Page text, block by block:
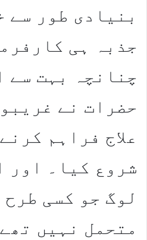
بنیادی طور سے
جذبہ ہی
چنانچہ بہت سے
حضرات نے
علاج فراہم
شروع کیا۔ اور
لوگ جو کسی طرح
متحمل نہیں